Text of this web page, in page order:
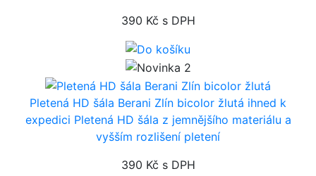
390 Kč s DPH
Pletená HD šála Berani Zlín bicolor žlutá ihned k
expedici Pletená HD šála z jemnějšího materiálu a
vyšším rozlišení pletení
390 Kč s DPH